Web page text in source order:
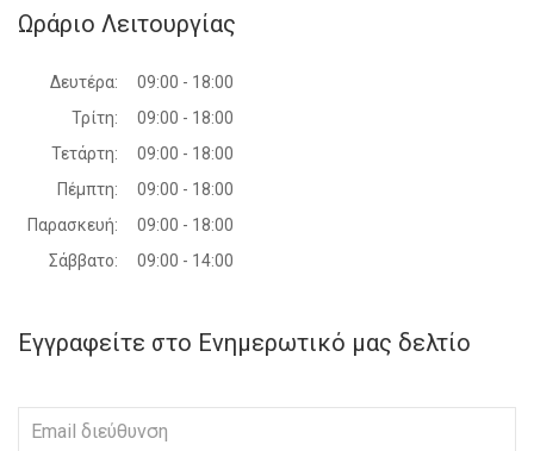
Ωράριο Λειτουργίας
Δευτέρα:
09:00 - 18:00
Τρίτη:
09:00 - 18:00
Τετάρτη:
09:00 - 18:00
Πέμπτη:
09:00 - 18:00
Παρασκευή:
09:00 - 18:00
Σάββατο:
09:00 - 14:00
Εγγραφείτε στο Ενημερωτικό μας δελτίο